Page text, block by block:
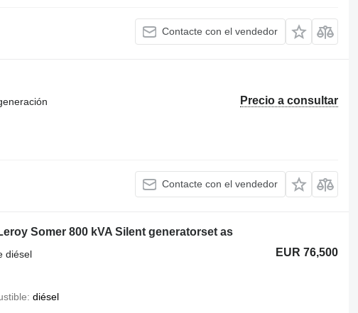
Contacte con el vendedor
Precio a consultar
Contacte con el vendedor
Somer 800 kVA Silent generatorset as
EUR 76,500
diésel
diésel